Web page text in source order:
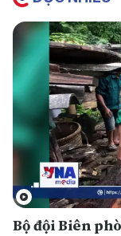
Bộ đội Biên